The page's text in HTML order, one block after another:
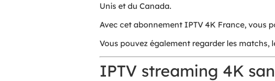
Unis et du Canada.
Avec cet abonnement IPTV 4K France, vous
Vous pouvez également regarder les matchs,
IPTV streaming 4K